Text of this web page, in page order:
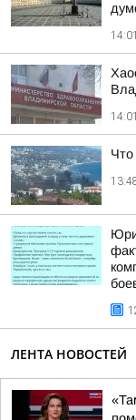
14:01
14:01
ЛЕНТА НОВОСТЕЙ